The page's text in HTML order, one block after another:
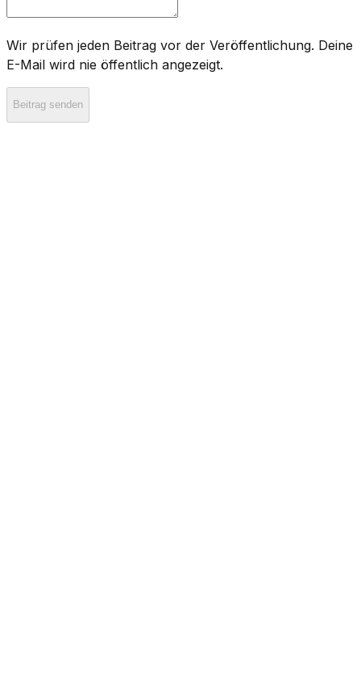
Wir prüfen jeden Beitrag vor der Veröffentlichung. Deine
E-Mail wird nie öffentlich angezeigt.
Beitrag senden